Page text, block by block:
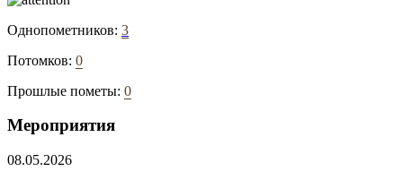
Однопометников: 3
Потомков: 0
Прошлые пометы: 0
Мероприятия
08.05.2026